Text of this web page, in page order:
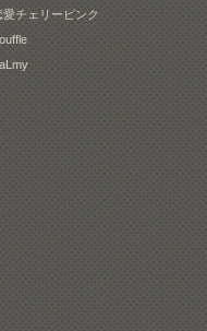
愛チェリーピンク